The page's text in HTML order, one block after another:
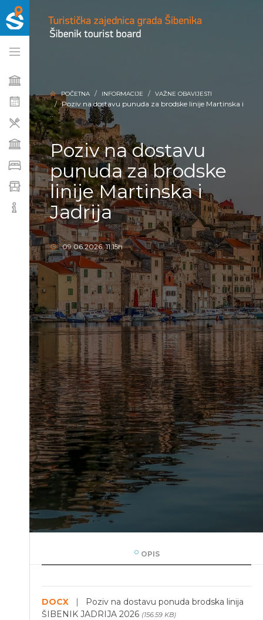
POČETNA INFORMACIJE VAŽNE OBAVIJESTI
Poziv na dostavu punuda za brodske linije Martinska i
...
Poziv na dostavu
punuda za brodske
linije Martinska i
Jadrija
09.06.2026, 11:15h
OPIS
DOCX |
Poziv na dostavu ponuda brodska linija
ŠIBENIK JADRIJA 2026 (156.59 KB)